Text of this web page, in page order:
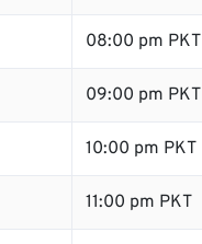
08:00 pm PKT
09:00 pm PKT
10:00 pm PKT
11:00 pm PKT